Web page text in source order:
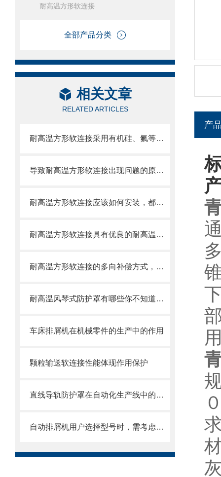
耐高温方形软连接
全部产品分类
相关文章
RELATED ARTICLES
耐高温方形软连接采用有机硅、氟等高分子材料涂覆处理
导致耐高温方形软连接出现问题的原因大家都遇到哪些？
耐高温方形软连接应该如何安装，都需要注意什么
耐高温方形软连接具有优良的耐高温、耐腐蚀和密封性能
耐高温方形软连接的多向补偿方式，可提供较大的轴向、角向和侧向位移
耐高温风琴式防护罩有哪些你不知道的小细节？
车床排屑机在机械零件的生产中的作用
颗粒输送软连接性能体现作用保护
直线导轨防护罩在自动化生产线中的作用
自动排屑机用户选择型号时，需考虑哪些事项？
产